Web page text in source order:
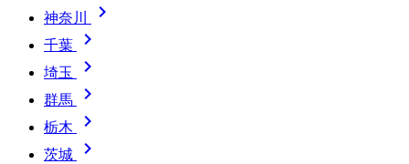
神奈川 
千葉 
埼玉 
群馬 
栃木 
茨城 